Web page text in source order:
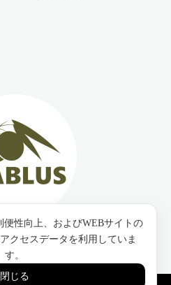
性向上、およびWEBサイトの
クセスデータを利用していま
す。
閉じる